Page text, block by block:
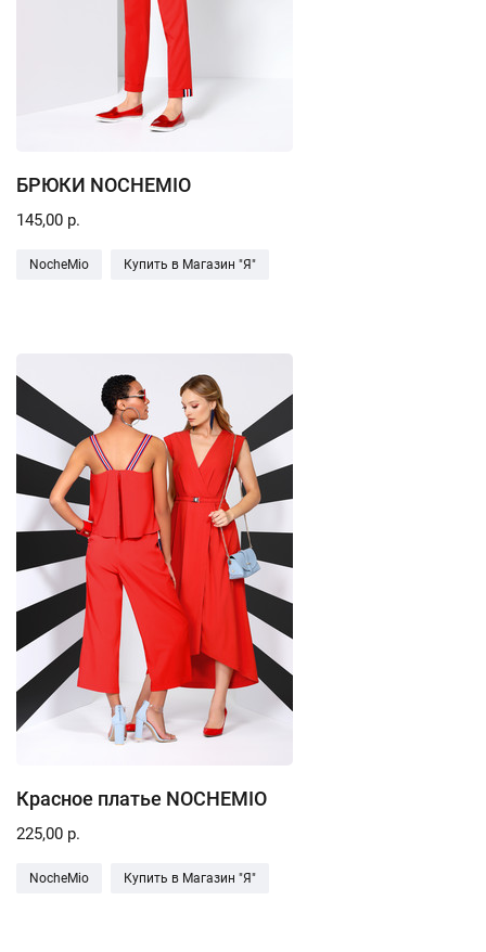
БРЮКИ NOCHEMIO
145,00 р.
NocheMio Купить в Магазин "Я"
Красное платье NOCHEMIO
225,00 р.
NocheMio Купить в Магазин "Я"